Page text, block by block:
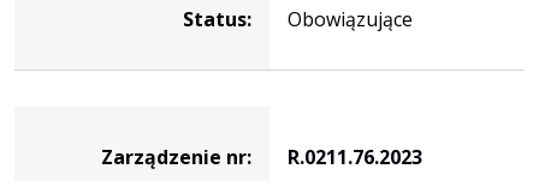
Status: Obowiązujące
Zarządzenie nr:
R.0211.76.2023